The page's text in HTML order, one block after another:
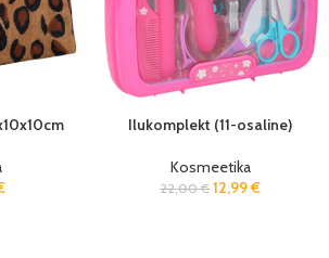
Ilukomplekt (11-osaline)
Kosmeetika
22,00€ 12,99€